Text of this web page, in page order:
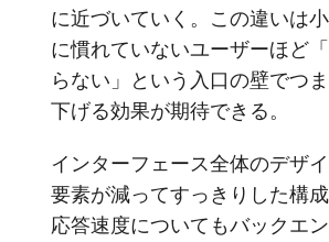
に近づいていく。この違いは
に慣れていないユーザーほど
らない」という入口の壁でつ
下げる効果が期待できる。
インターフェース全体のデザ
要素が減ってすっきりした構
応答速度についてもバックエ